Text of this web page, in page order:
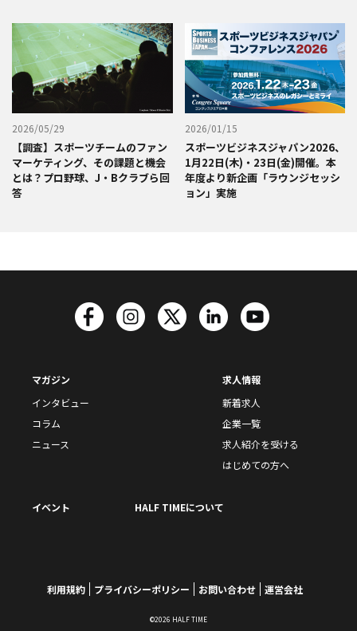
2026/05/29
【調査】スポーツチームのファン
マーケティング、その課題と機会
とは？プロ野球、J・Bクラブら回
答
2026/01/15
スポーツビジネスジャパン2026、
1月22日(木)・23日(金)開催。本
年度より新企画「ラウンジセッシ
ョン」実施
マガジン
インタビュー
コラム
ニュース
求人情報
新着求人
企業一覧
求人紹介を受ける
はじめての方へ
イベント HALF TIMEについて
利用規約 プライバシーポリシー お問い合わせ 運営会社
©2026 HALF TIME